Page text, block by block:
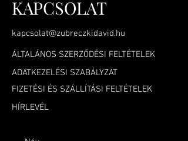
KAPCSOLAT
kapcsolat@zubreczkidavid.hu
ÁLTALÁNOS SZERZŐDÉSI FELTÉTELEK
ADATKEZELÉSI SZABÁLYZAT
FIZETÉSI ÉS SZÁLLÍTÁSI FELTÉTELEK
HÍRLEVÉL